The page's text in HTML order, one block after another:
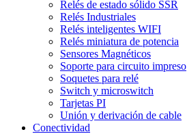
Relés de estado sólido SSR
Relés Industriales
Relés inteligentes WIFI
Relés miniatura de potencia
Sensores Magnéticos
Soporte para circuito impreso
Soquetes para relé
Switch y microswitch
Tarjetas PI
Unión y derivación de cable
Conectividad